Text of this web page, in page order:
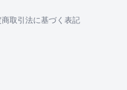
商取引法に基づく表記